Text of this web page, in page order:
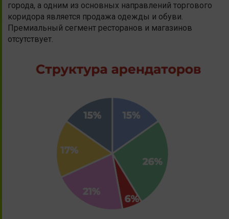
города, а одним из основных направлений торгового
коридора является продажа одежды и обуви.
Премиальный сегмент ресторанов и магазинов
отсутствует.